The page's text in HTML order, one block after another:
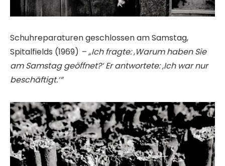
Schuhreparaturen geschlossen am Samstag,
Spitalfields (1969) – „Ich fragte: ‚Warum haben Sie
am Samstag geöffnet?‘ Er antwortete: ‚Ich war nur
beschäftigt.‘“